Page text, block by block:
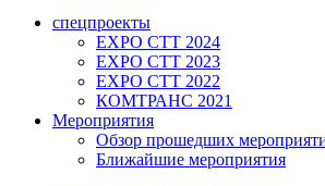
спецпроекты
EXPO CTT 2024
EXPO CTT 2023
EXPO CTT 2022
КОМТРАНС 2021
Мероприятия
Обзор прошедших
Ближайшие мероприятия